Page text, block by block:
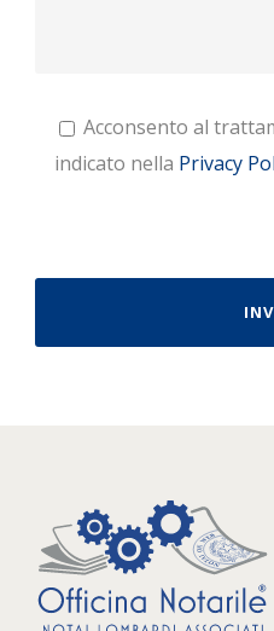
Acconsento al
indicato nella Privacy